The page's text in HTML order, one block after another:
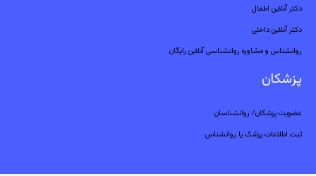
دکتر آنلاین اطفال
دکتر آنلاین داخلی
روانشناس و مشاوره روانشناسی آنلاین رایگان
پزشکان
عضویت پزشکان/ روانشناسان
ثبت اطلاعات پزشک یا روانشناس